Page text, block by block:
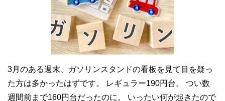
3月のある週末、ガソリンスタンドの看板を見て目を疑っ
た方は多かったはずです。 レギュラー190円台。 つい数
週間前まで160円台だったのに。 いったい何が起きたので